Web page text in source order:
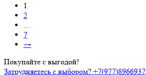
1
2
7
→
Покупайте с выгодой!
Затрудняетесь с выбором? +7(977)8966937